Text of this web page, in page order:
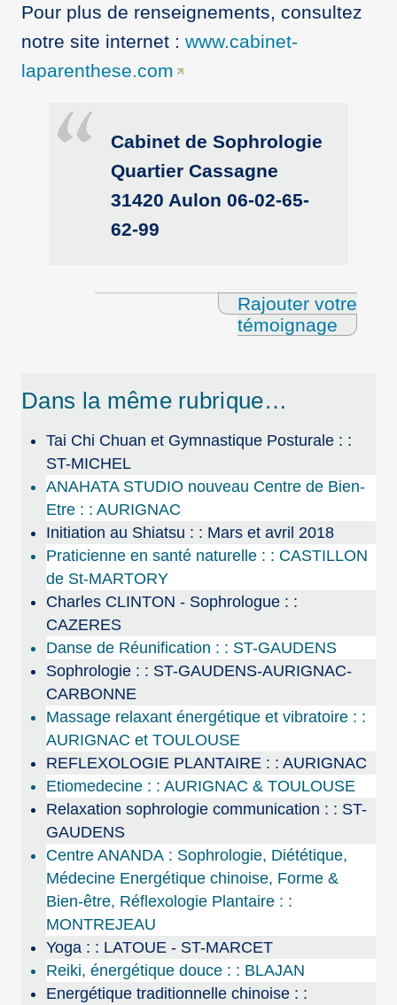
Pour plus de renseignements, consultez
notre site internet : www.cabinet-
laparenthese.com
Cabinet de Sophrologie
Quartier Cassagne
31420 Aulon 06-02-65-
62-99
Rajouter votre
témoignage
Dans la même rubrique…
Tai Chi Chuan et Gymnastique Posturale : :
ST-MICHEL
ANAHATA STUDIO nouveau Centre de Bien-
Etre : : AURIGNAC
Initiation au Shiatsu : : Mars et avril 2018
Praticienne en santé naturelle : : CASTILLON
de St-MARTORY
Charles CLINTON - Sophrologue : :
CAZERES
Danse de Réunification : : ST-GAUDENS
Sophrologie : : ST-GAUDENS-AURIGNAC-
CARBONNE
Massage relaxant énergétique et vibratoire : :
AURIGNAC et TOULOUSE
REFLEXOLOGIE PLANTAIRE : : AURIGNAC
Etiomedecine : : AURIGNAC & TOULOUSE
Relaxation sophrologie communication : : ST-
GAUDENS
Centre ANANDA : Sophrologie, Diététique,
Médecine Energétique chinoise, Forme &
Bien-être, Réflexologie Plantaire : :
MONTREJEAU
Yoga : : LATOUE - ST-MARCET
Reiki, énergétique douce : : BLAJAN
Energétique traditionnelle chinoise : :